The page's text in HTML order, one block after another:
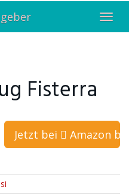
Fisterra
Jetzt bei Amazon